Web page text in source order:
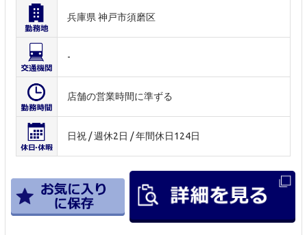
兵庫県 神戸市須磨区
-
店舗の営業時間に準ずる
日祝 / 週休2日 / 年間休日124日